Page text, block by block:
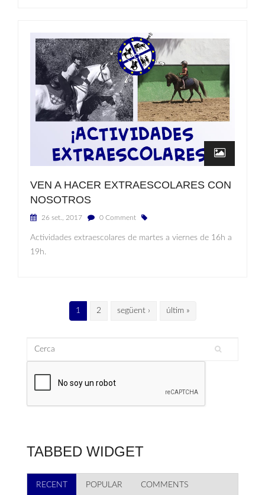
VEN A HACER EXTRAESCOLARES CON
NOSOTROS
26 set., 2017 0 Comment
Actividades extraescolares de martes a viernes de 16h a
19h.
1 2 següent › últim »
Cerca
TABBED WIDGET
RECENT (PESTANYA ACTIVA)
POPULAR COMMENTS